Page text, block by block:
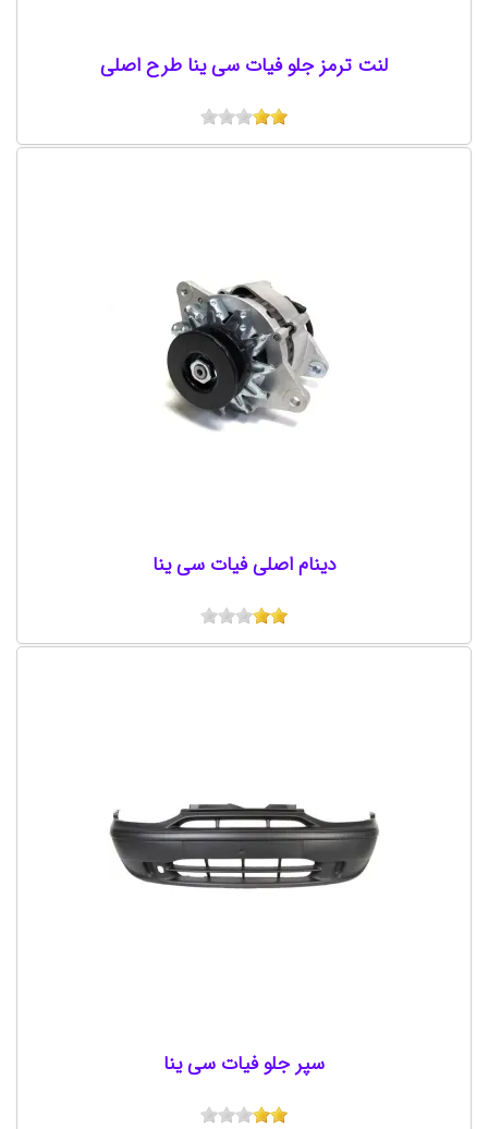
لنت ترمز جلو فیات سی ینا طرح اصلی
دینام اصلی فیات سی ینا
سپر جلو فیات سی ینا